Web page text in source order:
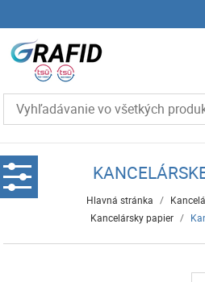
Hlavná stránka /
Kancelársky papier /